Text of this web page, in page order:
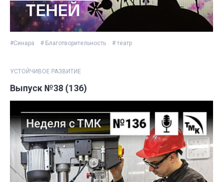
#Синара # Благотворительность # театр
УСТОЙЧИВОЕ РАЗВИТИЕ
Выпуск №38 (136)